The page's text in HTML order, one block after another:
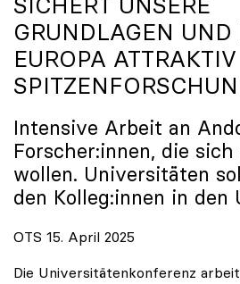
GRUNDLAGEN
EUROPA
Intensive Arbeit an
Forscher:innen, die
wollen. Universitäten
den Kolleg:innen in den
OTS 15. April 2025
Die Universitätenkonferenz